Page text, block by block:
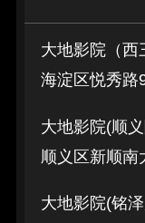
大地影院（西
海淀区悦秀路
大地影院(顺
顺义区新顺南
大地影院(铭